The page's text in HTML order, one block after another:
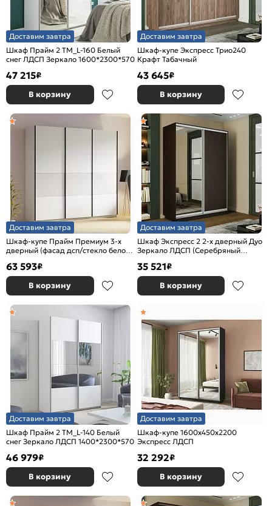
Доставим завтра
Шкаф Прайм 2 TM_L-160 Белый
снег ЛДСП Зеркало 1600*2300*570
47 215₽
В корзину
Доставим завтра
Шкаф-купе Экспресс Трио240
Крафт Табачный
43 645₽
В корзину
Доставим завтра
Шкаф-купе Прайм Премиум 3-х
дверный (фасад дсп/стекло белое)
63 593₽
В корзину
Доставим завтра
Шкаф Экспресс 2 2-х дверный Дуо
Зеркало ЛДСП (Серебряный
35 521₽
В корзину
Доставим завтра
Шкаф Прайм 2 TM_L-140 Белый
снег Зеркало ЛДСП 1400*2300*570
46 979₽
В корзину
Доставим завтра
Шкаф-купе 1600x450x2200
Экспресс ЛДСП
32 292₽
В корзину